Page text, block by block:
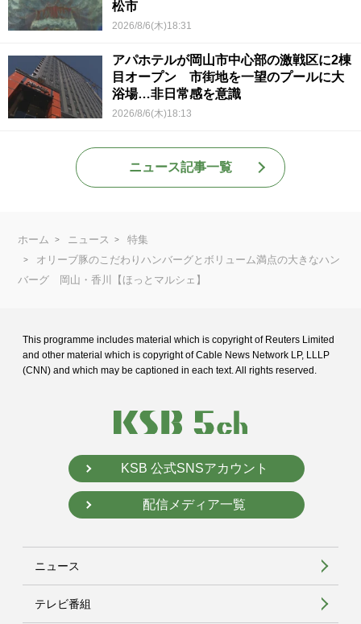
松市
2026/8/6(木)18:31
アパホテルが岡山市中心部の激戦区に2棟
目オープン 市街地を一望のプールに大
浴場…非日常感を意識
2026/8/6(木)18:13
ニュース記事一覧
ホーム ニュース
特集
オリーブ豚のこだわりハンバーグとボリューム満点の大きなハン
バーグ 岡山・香川【ほっとマルシェ】
This programme includes material which is copyright of Reuters Limited
and other material which is copyright of Cable News Network LP, LLLP
(CNN) and which may be captioned in each text. All rights reserved.
KSB 公式SNSアカウント
配信メディア一覧
ニュース
テレビ番組